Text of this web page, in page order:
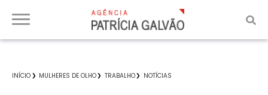
INÍCIO MULHERES DE OLHO TRABALHO NOTÍCIAS